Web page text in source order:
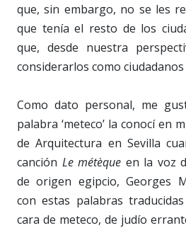
que, sin embargo, no se les
que tenía el resto de los
que, desde nuestra
considerarlos como ciudadanos
Como dato personal, me
palabra ‘meteco’ la conocí en
de Arquitectura en Sevilla
canción Le métèque en la voz
de origen egipcio, Georges
con estas palabras
cara de meteco, de judío